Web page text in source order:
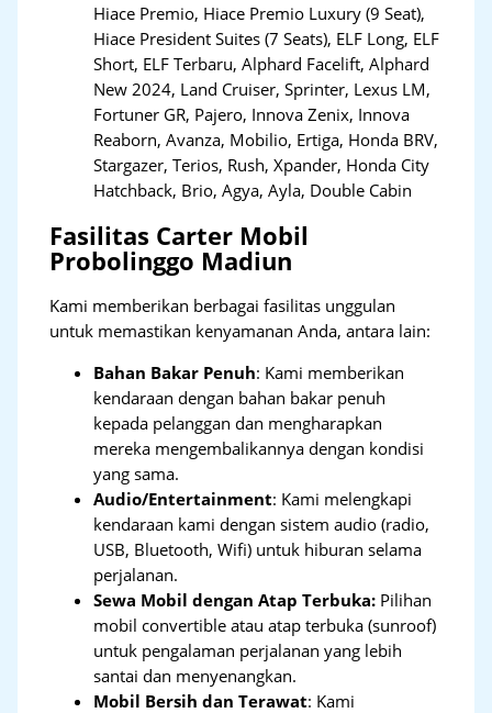
Hiace Premio, Hiace Premio Luxury (9 Seat),
Hiace President Suites (7 Seats), ELF Long, ELF
Short, ELF Terbaru, Alphard Facelift, Alphard
New 2024, Land Cruiser, Sprinter, Lexus LM,
Fortuner GR, Pajero, Innova Zenix, Innova
Reaborn, Avanza, Mobilio, Ertiga, Honda BRV,
Stargazer, Terios, Rush, Xpander, Honda City
Hatchback, Brio, Agya, Ayla, Double Cabin
Fasilitas Carter Mobil
Probolinggo Madiun
Kami memberikan berbagai fasilitas unggulan
untuk memastikan kenyamanan Anda, antara lain:
Bahan Bakar Penuh: Kami memberikan
kendaraan dengan bahan bakar penuh
kepada pelanggan dan mengharapkan
mereka mengembalikannya dengan kondisi
yang sama.
Audio/Entertainment: Kami melengkapi
kendaraan kami dengan sistem audio (radio,
USB, Bluetooth, Wifi) untuk hiburan selama
perjalanan.
Sewa Mobil dengan Atap Terbuka: Pilihan
mobil convertible atau atap terbuka (sunroof)
untuk pengalaman perjalanan yang lebih
santai dan menyenangkan.
Mobil Bersih dan Terawat: Kami